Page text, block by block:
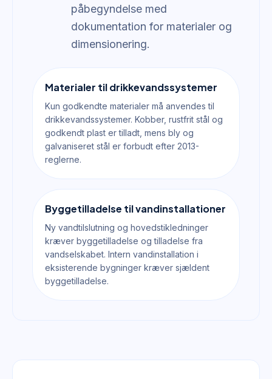
påbegyndelse med
dokumentation for materialer og
dimensionering.
Materialer til drikkevandssystemer
Kun godkendte materialer må anvendes til
drikkevandssystemer. Kobber, rustfrit stål og
godkendt plast er tilladt, mens bly og
galvaniseret stål er forbudt efter 2013-
reglerne.
Byggetilladelse til vandinstallationer
Ny vandtilslutning og hovedstikledninger
kræver byggetilladelse og tilladelse fra
vandselskabet. Intern vandinstallation i
eksisterende bygninger kræver sjældent
byggetilladelse.